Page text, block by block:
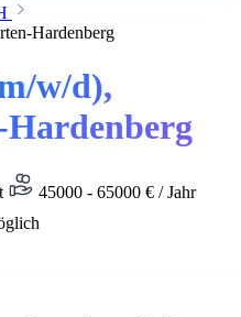
Hardenberg
w/d),
45000 - 65000 € / Jahr